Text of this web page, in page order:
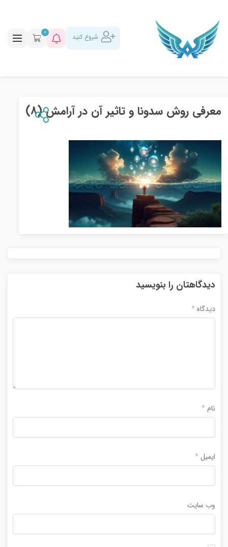
شروع کنید 0
معرفی روش سدونا و تاثیر آن در آرامش (8)
دیدگاهتان را بنویسید
دیدگاه *
نام *
ایمیل *
وب‌ سایت